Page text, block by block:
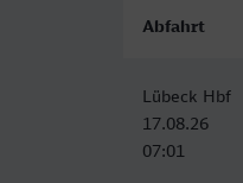
Abfahrt
Lübeck Hbf
17.08.26
07:01